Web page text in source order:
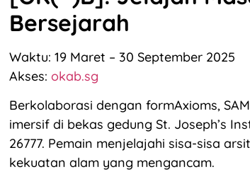
Bersejarah
Waktu: 19 Maret – 30 September 2025
Akses: okab.sg
Berkolaborasi dengan formAxioms,
imersif di bekas gedung St. Joseph’s
26777. Pemain menjelajahi sisa-sisa
kekuatan alam yang mengancam.